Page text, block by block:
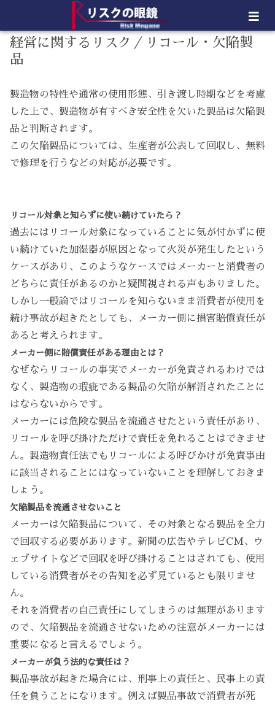
経営に関するリスク／リコール・欠陥製
品
製造物の特性や通常の使用形態、引き渡し時期などを考慮
した上で、製造物が有すべき安全性を欠いた製品は欠陥製
品と判断されます。
この欠陥製品については、生産者が公表して回収し、無料
で修理を行うなどの対応が必要です。
リコール対象と知らずに使い続けていたら？
過去にはリコール対象になっていることに気が付かずに使
い続けていた加湿器が原因となって火災が発生したという
ケースがあり、このようなケースではメーカーと消費者の
どちらに責任があるのかと疑問視される声もありました。
しかし一般論ではリコールを知らないまま消費者が使用を
続け事故が起きたとしても、メーカー側に損害賠償責任が
あると考えられます。
メーカー側に賠償責任がある理由とは？
なぜならリコールの事実でメーカーが免責されるわけでは
なく、製造物の瑕疵である製品の欠陥が解消されたことに
はならないからです。
メーカーには危険な製品を流通させたという責任があり、
リコールを呼び掛けただけで責任を免れることはできませ
ん。製造物責任法でもリコールによる呼びかけが免責事由
に該当されることにはなっていないことを理解しておきま
しょう。
欠陥製品を流通させないこと
メーカーは欠陥製品について、その対象となる製品を全力
で回収する必要があります。新聞の広告やテレビCM、ウ
ェブサイトなどで回収を呼び掛けることはされても、使用
している消費者がその告知を必ず見ているとも限りませ
ん。
それを消費者の自己責任にしてしまうのは無理があります
ので、欠陥製品を流通させないための注意がメーカーには
重要になると言えるでしょう。
メーカーが負う法的な責任は？
製品事故が起きた場合には、刑事上の責任と、民事上の責
任を負うことになります。例えば製品事故で消費者が死